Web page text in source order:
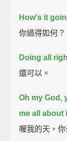
How's it
你過得如何？
Doing all
還可以。
Oh my God,
me all about
喔我的天，